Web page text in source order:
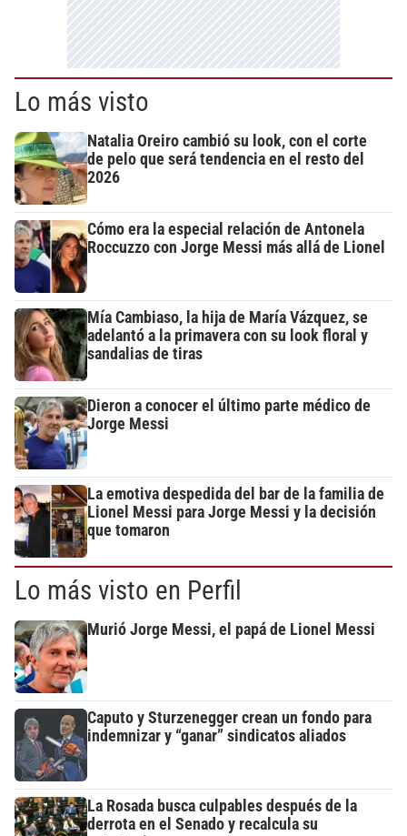
Lo más visto
Natalia Oreiro cambió su look, con el corte
de pelo que será tendencia en el resto del
2026
Cómo era la especial relación de Antonela
Roccuzzo con Jorge Messi más allá de Lionel
Mía Cambiaso, la hija de María Vázquez, se
adelantó a la primavera con su look floral y
sandalias de tiras
Dieron a conocer el último parte médico de
Jorge Messi
La emotiva despedida del bar de la familia de
Lionel Messi para Jorge Messi y la decisión
que tomaron
Lo más visto en Perfil
Murió Jorge Messi, el papá de Lionel Messi
Caputo y Sturzenegger crean un fondo para
indemnizar y “ganar” sindicatos aliados
La Rosada busca culpables después de la
derrota en el Senado y recalcula su